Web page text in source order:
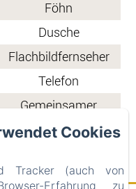
Föhn
Dusche
Flachbildfernseher
Telefon
Gemeinsamer
Balkon
Cookies
Tracker (auch von
Erfahrung zu